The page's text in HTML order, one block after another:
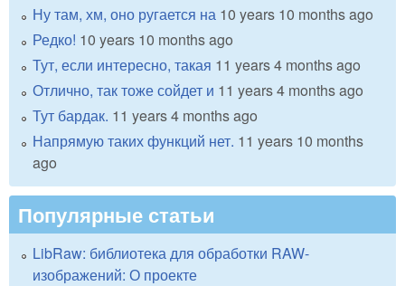
Ну там, хм, оно ругается на 10 years 10 months ago
Редко! 10 years 10 months ago
Тут, если интересно, такая 11 years 4 months ago
Отлично, так тоже сойдет и 11 years 4 months ago
Тут бардак. 11 years 4 months ago
Напрямую таких функций нет. 11 years 10 months
ago
Популярные статьи
LibRaw: библиотека для обработки RAW-
изображений: О проекте